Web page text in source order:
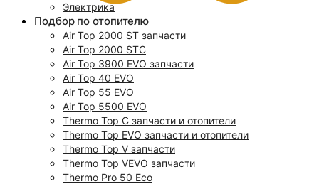
Электрика
Подбор по отопителю
Air Top 2000 ST запчасти
Air Top 2000 STC
Air Top 3900 EVO запчасти
Air Top 40 EVO
Air Top 55 EVO
Air Top 5500 EVO
Thermo Top C запчасти и отопители
Thermo Top EVO запчасти и отопители
Thermo Top V запчасти
Thermo Top VEVO запчасти
Thermo Pro 50 Eco